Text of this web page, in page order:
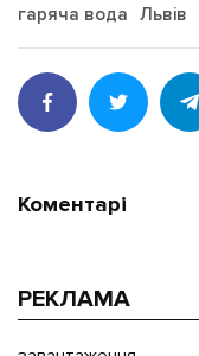
гаряча вода Львів
Коментарі
РЕКЛАМА